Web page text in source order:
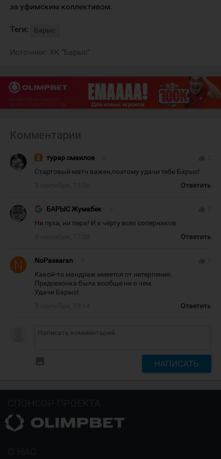
за уфимским коллективом.
Теги: Барыс
Источник: ХК "Барыс"
Комментарии
турар смаилов
Стартовый матч важен,поэтому удачи тебе Барыс!
Ответить
БАРЫС Жумабек
Ни пуха, ни пера! И к чёрту всех соперников
Ответить
NoPassaran
Какой-то мандраж имеется от нетерпения.
Предсезонка была вообще ни о чем.
Удачи Барыс!
Ответить
НАПИСАТЬ